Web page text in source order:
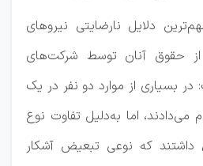
دلایل نارضایتی نیرو‌های
حقوق آنان توسط شرکت‌های
بسیاری از موارد دو نفر در یک
می‌دادند، اما به‌دلیل تفاوت نوع
داشتند که نوعی تبعیض آشکار